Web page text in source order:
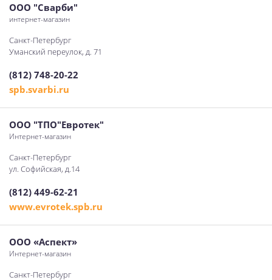
ООО "Сварби"
интернет-магазин
Санкт-Петербург
Уманский переулок, д. 71
(812) 748-20-22
spb.svarbi.ru
ООО "ТПО"Евротек"
Интернет-магазин
Санкт-Петербург
ул. Софийская, д.14
(812) 449-62-21
www.evrotek.spb.ru
ООО «Аспект»
Интернет-магазин
Санкт-Петербург